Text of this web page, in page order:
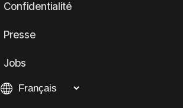
Confidentialité
Presse
Jobs